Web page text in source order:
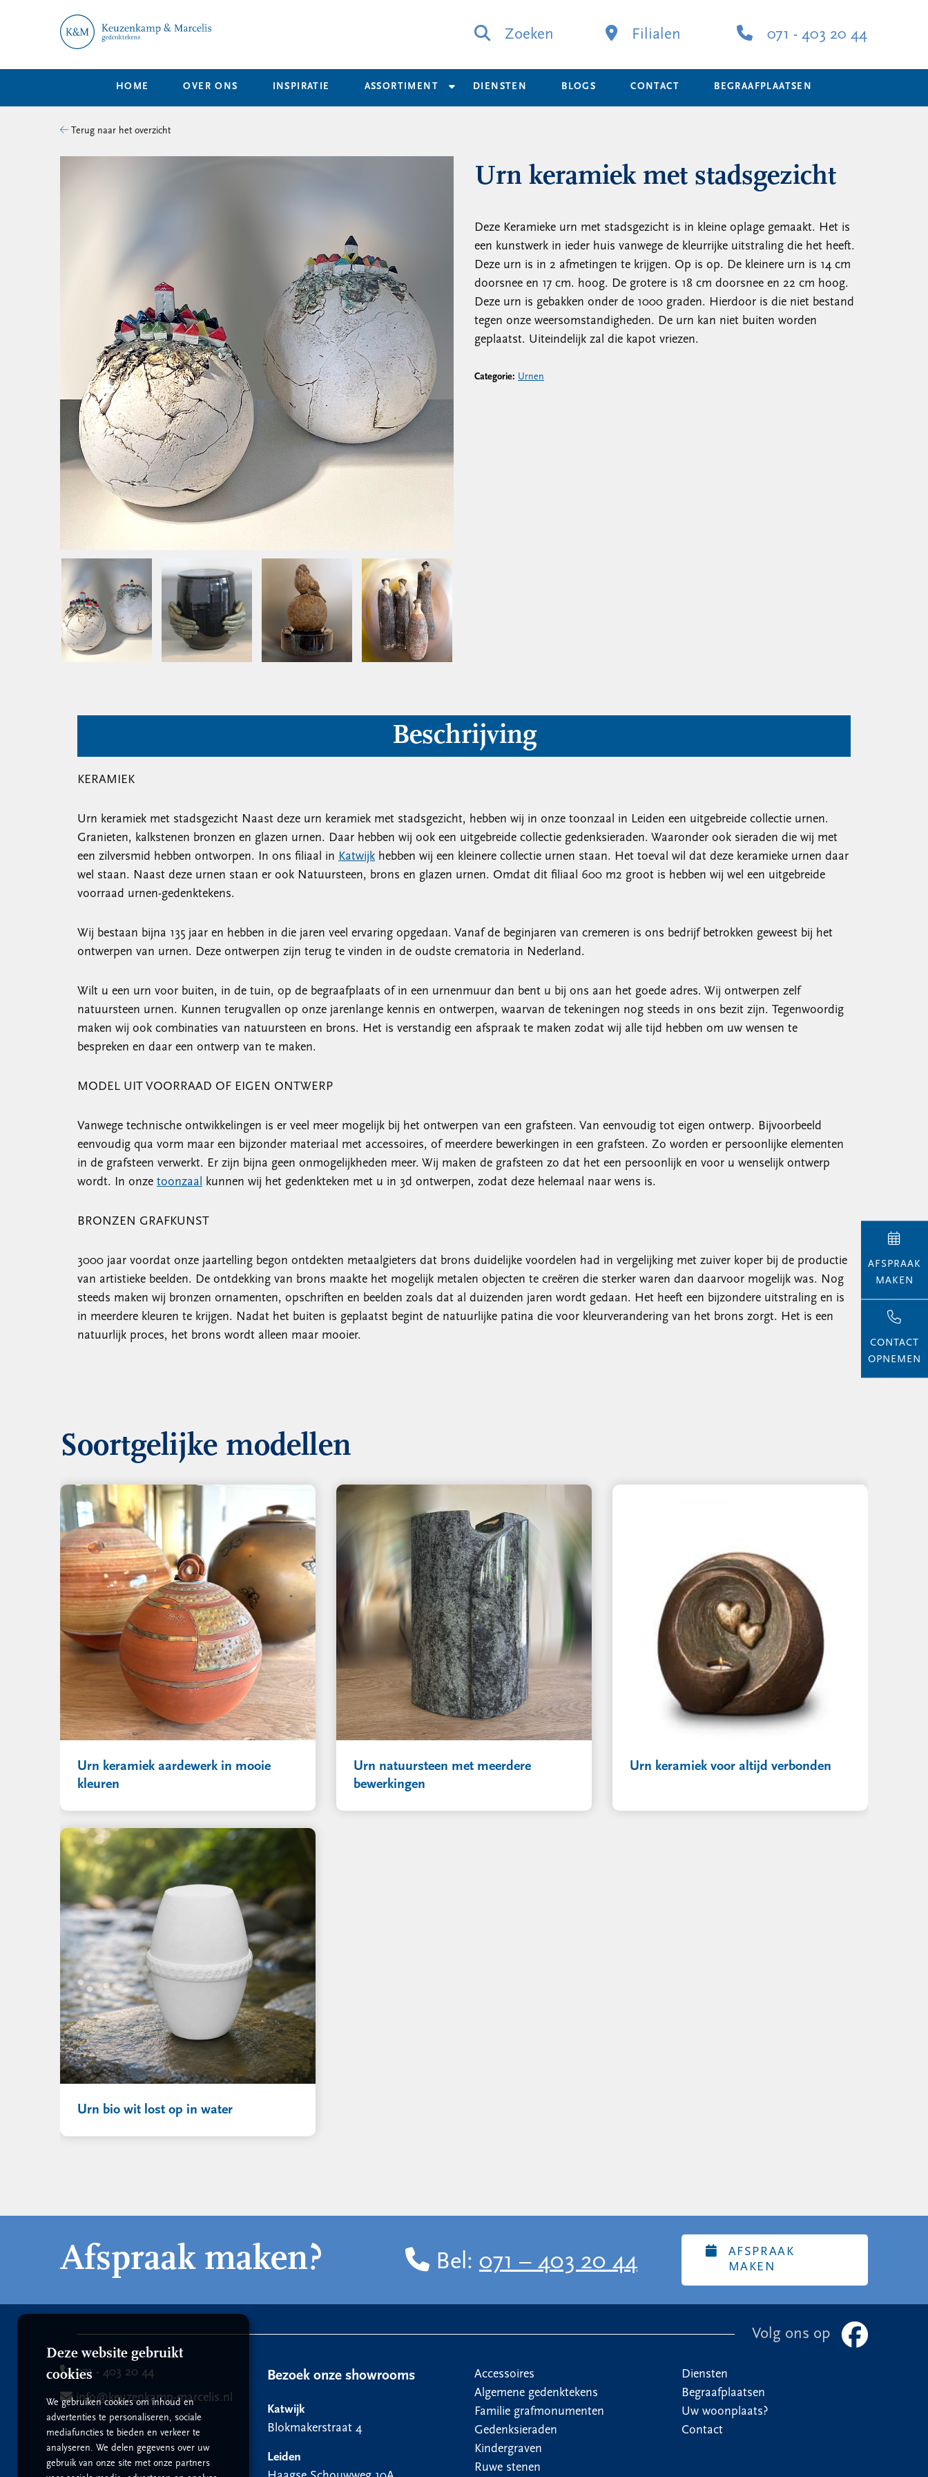
Zoeken Filialen 071 - 403 20 44
HOME OVER ONS INSPIRATIE ASSORTIMENT DIENSTEN BLOGS CONTACT BEGRAAFPLAATSEN
Terug naar het overzicht
Urn keramiek met stadsgezicht
Deze Keramieke urn met stadsgezicht is in kleine oplage gemaakt. Het is
een kunstwerk in ieder huis vanwege de kleurrijke uitstraling die het heeft.
Deze urn is in 2 afmetingen te krijgen. Op is op. De kleinere urn is 14 cm
doorsnee en 17 cm. hoog. De grotere is 18 cm doorsnee en 22 cm hoog.
Deze urn is gebakken onder de 1000 graden. Hierdoor is die niet bestand
tegen onze weersomstandigheden. De urn kan niet buiten worden
geplaatst. Uiteindelijk zal die kapot vriezen.
Categorie: Urnen
Beschrijving
KERAMIEK
Urn keramiek met stadsgezicht Naast deze urn keramiek met stadsgezicht, hebben wij in onze toonzaal in Leiden een uitgebreide collectie urnen.
Granieten, kalkstenen bronzen en glazen urnen. Daar hebben wij ook een uitgebreide collectie gedenksieraden. Waaronder ook sieraden die wij met
een zilversmid hebben ontworpen. In ons filiaal in Katwijk hebben wij een kleinere collectie urnen staan. Het toeval wil dat deze keramieke urnen daar
wel staan. Naast deze urnen staan er ook Natuursteen, brons en glazen urnen. Omdat dit filiaal 600 m2 groot is hebben wij wel een uitgebreide
voorraad urnen-gedenktekens.
Wij bestaan bijna 135 jaar en hebben in die jaren veel ervaring opgedaan. Vanaf de beginjaren van cremeren is ons bedrijf betrokken geweest bij het
ontwerpen van urnen. Deze ontwerpen zijn terug te vinden in de oudste crematoria in Nederland.
Wilt u een urn voor buiten, in de tuin, op de begraafplaats of in een urnenmuur dan bent u bij ons aan het goede adres. Wij ontwerpen zelf
natuursteen urnen. Kunnen terugvallen op onze jarenlange kennis en ontwerpen, waarvan de tekeningen nog steeds in ons bezit zijn. Tegenwoordig
maken wij ook combinaties van natuursteen en brons. Het is verstandig een afspraak te maken zodat wij alle tijd hebben om uw wensen te
bespreken en daar een ontwerp van te maken.
MODEL UIT VOORRAAD OF EIGEN ONTWERP
Vanwege technische ontwikkelingen is er veel meer mogelijk bij het ontwerpen van een grafsteen. Van eenvoudig tot eigen ontwerp. Bijvoorbeeld
eenvoudig qua vorm maar een bijzonder materiaal met accessoires, of meerdere bewerkingen in een grafsteen. Zo worden er persoonlijke elementen
in de grafsteen verwerkt. Er zijn bijna geen onmogelijkheden meer. Wij maken de grafsteen zo dat het een persoonlijk en voor u wenselijk ontwerp
wordt. In onze toonzaal kunnen wij het gedenkteken met u in 3d ontwerpen, zodat deze helemaal naar wens is.
BRONZEN GRAFKUNST
3000 jaar voordat onze jaartelling begon ontdekten metaalgieters dat brons duidelijke voordelen had in vergelijking met zuiver koper bij de productie
van artistieke beelden. De ontdekking van brons maakte het mogelijk metalen objecten te creëren die sterker waren dan daarvoor mogelijk was. Nog
steeds maken wij bronzen ornamenten, opschriften en beelden zoals dat al duizenden jaren wordt gedaan. Het heeft een bijzondere uitstraling en is
in meerdere kleuren te krijgen. Nadat het buiten is geplaatst begint de natuurlijke patina die voor kleurverandering van het brons zorgt. Het is een
natuurlijk proces, het brons wordt alleen maar mooier.
Soortgelijke modellen
Urn keramiek aardewerk in mooie
kleuren
Urn natuursteen met meerdere
bewerkingen
Urn keramiek voor altijd verbonden
Urn bio wit lost op in water
AFSPRAAK
MAKEN
CONTACT
OPNEMEN
Afspraak maken? Bel: 071 – 403 20 44
AFSPRAAK
MAKEN
Volg ons op
071 - 403 20 44
info@keuzenkamp-marcelis.nl
Bezoek onze showrooms
Katwijk
Blokmakerstraat 4
Leiden
Accessoires
Algemene gedenktekens
Familie grafmonumenten
Gedenksieraden
Kindergraven
Ruwe stenen
Diensten
Begraafplaatsen
Uw woonplaats?
Contact
Deze website gebruikt
cookies
We gebruiken cookies om inhoud en
advertenties te personaliseren, sociale
mediafuncties te bieden en verkeer te
analyseren. We delen gegevens over uw
gebruik van onze site met onze partners